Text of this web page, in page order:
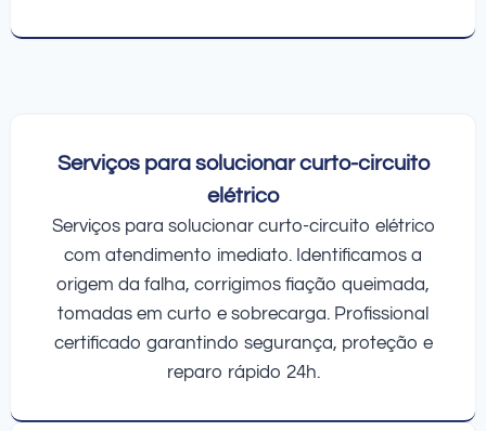
Serviços para solucionar curto-circuito
elétrico
Serviços para solucionar curto-circuito elétrico
com atendimento imediato. Identificamos a
origem da falha, corrigimos fiação queimada,
tomadas em curto e sobrecarga. Profissional
certificado garantindo segurança, proteção e
reparo rápido 24h.